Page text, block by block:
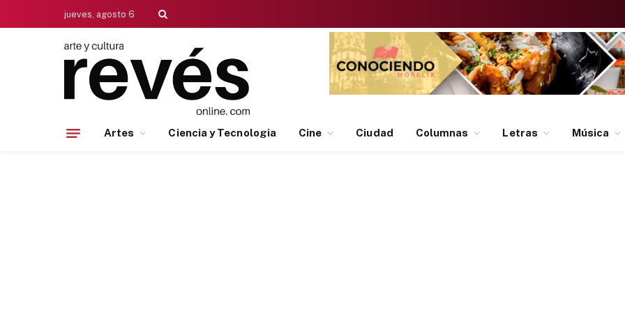
jueves, agosto 6
Artes Ciencia y Tecnologia Cine Ciudad Columnas Letras Música